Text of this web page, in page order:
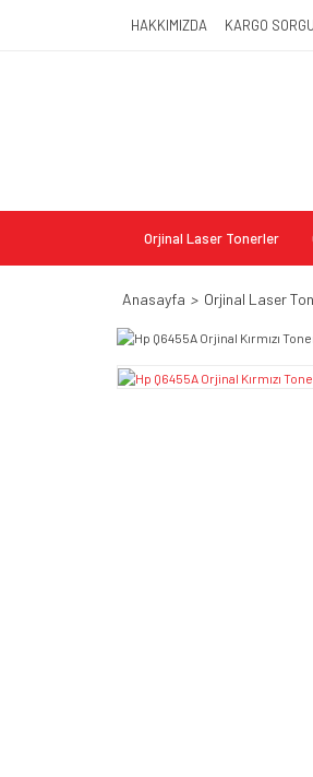
HAKKIMIZDA KARGO
Orjinal Laser Tonerler
Anasayfa Orjinal Laser